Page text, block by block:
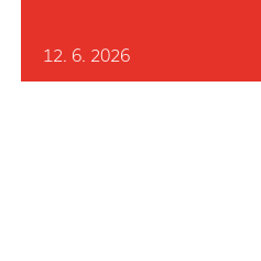
12. 6. 2026